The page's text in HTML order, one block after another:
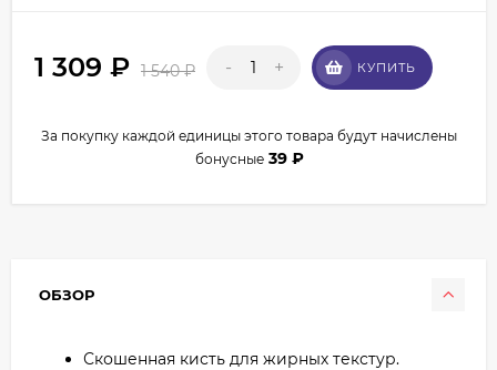
1 309 ₽ 1 540₽ - + КУПИТЬ
За покупку каждой единицы этого товара будут начислены
бонусные 39 ₽
ОБЗОР
Скошенная кисть для жирных текстур.